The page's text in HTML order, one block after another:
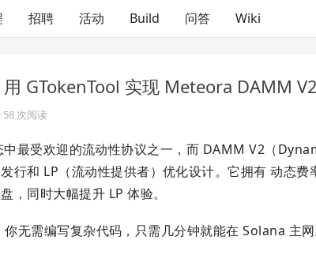
招聘 活动 Build 问答 Wiki
GTokenTool 实现 Meteora DAMM
· 58 次阅读
最受欢迎的流动性协议之一，而 DAMM V2（
行和 LP（流动性提供者）优化设计。它拥有 动态
，同时大幅提升 LP 体验。
无需编写复杂代码，只需几分钟就能在 Solana 主网